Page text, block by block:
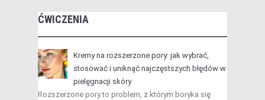
ĆWICZENIA
Kremy na rozszerzone pory: jak wybrać,
stosować i uniknąć najczęstszych błędów w
pielęgnacji skóry
Rozszerzone pory to problem, z którym boryka się